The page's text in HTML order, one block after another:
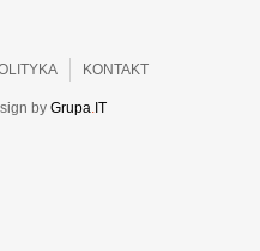
KONTAKT
by Grupa. IT